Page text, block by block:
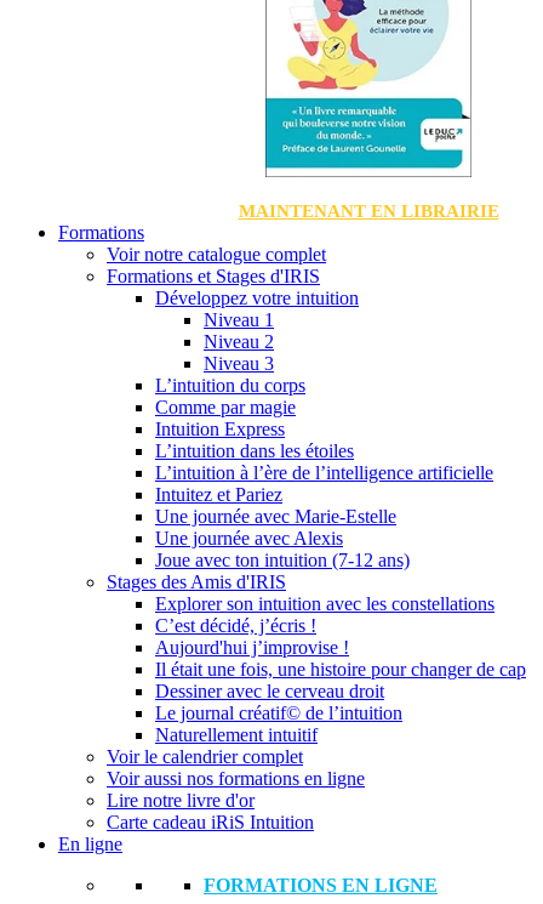
MAINTENANT EN LIBRAIRIE
Formations
Voir notre catalogue complet
Formations et Stages d'IRIS
Développez votre intuition
Niveau 1
Niveau 2
Niveau 3
L’intuition du corps
Comme par magie
Intuition Express
L’intuition dans les étoiles
L’intuition à l’ère de l’intelligence artificielle
Intuitez et Pariez
Une journée avec Marie-Estelle
Une journée avec Alexis
Joue avec ton intuition (7-12 ans)
Stages des Amis d'IRIS
Explorer son intuition avec les constellations
C’est décidé, j’écris !
Aujourd'hui j’improvise !
Il était une fois, une histoire pour changer de cap
Dessiner avec le cerveau droit
Le journal créatif© de l’intuition
Naturellement intuitif
Voir le calendrier complet
Voir aussi nos formations en ligne
Lire notre livre d'or
Carte cadeau iRiS Intuition
En ligne
FORMATIONS EN LIGNE